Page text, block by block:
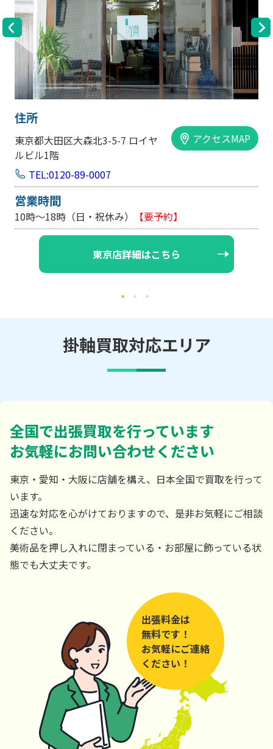
大田区大森北3-5-7 ロイヤ
1階
アクセスMAP
89-0007
間
18時（日・祝休み）【要予約】
東京店詳細はこちら
大阪市中
手前ビル
掛軸買取対応エリア
全国で出張買取を行っています
お気軽にお問い合わせください
東京・愛知・大阪に店舗を構え、日本全国で買取を行って
います。
迅速な対応を心がけておりますので、是非お気軽にご相談
ください。
美術品を押し入れに閉まっている・お部屋に飾っている状
態でも大丈夫です。
出張料金は
無料です！
お気軽にご連絡
ください！